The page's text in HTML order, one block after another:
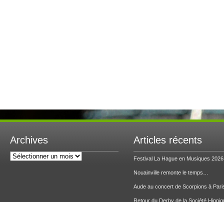
Archives
Archives
Articles récents
Festival La Hague en Musiques 2026
Nouainville remonte le temps…
Aude au concert de Scorpions à
Retour du Derby de la Société